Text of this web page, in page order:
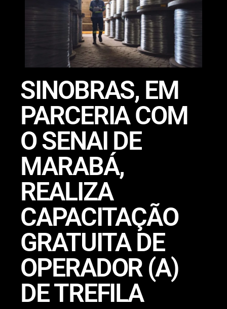
SINOBRAS, EM
PARCERIA COM
O SENAI DE
MARABÁ,
REALIZA
CAPACITAÇÃO
GRATUITA DE
OPERADOR (A)
DE TREFILA